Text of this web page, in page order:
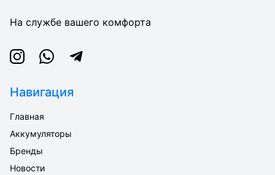
На службе вашего комфорта
InstagramWhatsappTelegram
Навигация
Главная
Аккумуляторы
Бренды
Новости